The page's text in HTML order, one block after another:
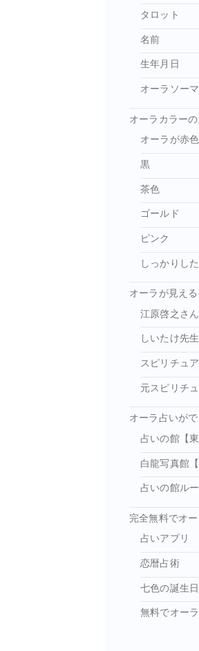
タロット
名前
生年月日
オーラソー
オーラカラー
オーラが赤
黒
茶色
ゴールド
ピンク
しっかりし
オーラが見え
江原啓之さん
しいたけ先生
スピリチュ
元スピリチ
オーラ占いが
占いの館【
白龍写真館
占いの館ル
完全無料でオ
占いアプリ
恋暦占術
七色の誕生
無料でオー